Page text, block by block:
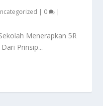
| 0 |
Menerapkan 5R
Prinsip...